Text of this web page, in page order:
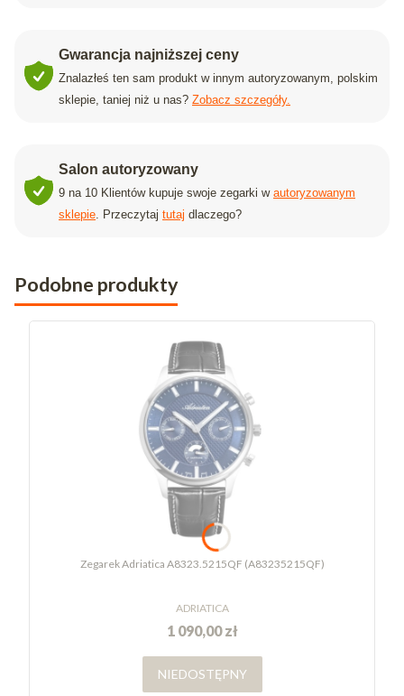
Gwarancja najniższej ceny
Znalazłeś ten sam produkt w innym autoryzowanym, polskim
sklepie, taniej niż u nas? Zobacz szczegóły.
Salon autoryzowany
9 na 10 Klientów kupuje swoje zegarki w autoryzowanym
sklepie. Przeczytaj tutaj dlaczego?
Podobne produkty
Zegarek Adriatica A8323.5215QF (A83235215QF)
ADRIATICA
1 090,00 zł
NIEDOSTĘPNY